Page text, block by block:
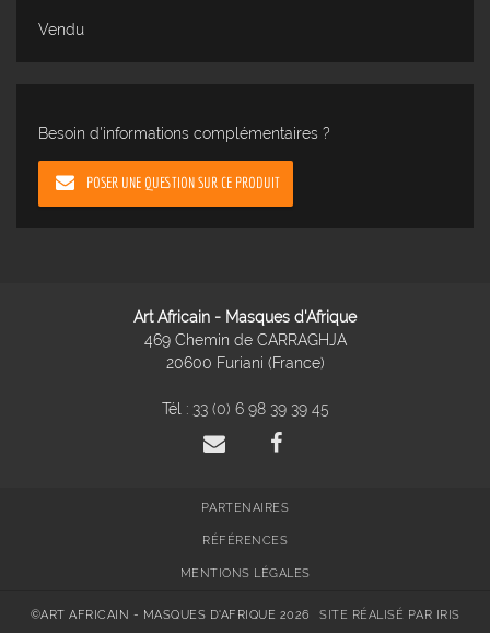
Vendu
Besoin d'informations complémentaires ?
POSER UNE QUESTION SUR CE PRODUIT
Art Africain - Masques d'Afrique
469 Chemin de CARRAGHJA
20600 Furiani (France)
Tél : 33 (0) 6 98 39 39 45
PARTENAIRES
RÉFÉRENCES
MENTIONS LÉGALES
©ART AFRICAIN - MASQUES D'AFRIQUE 2026 SITE RÉALISÉ PAR IRIS